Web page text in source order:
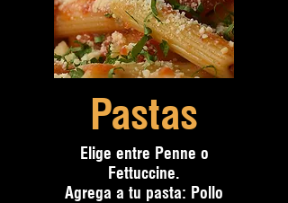
Pastas
Elige entre Penne o
Fettuccine.
Agrega a tu pasta: Pollo